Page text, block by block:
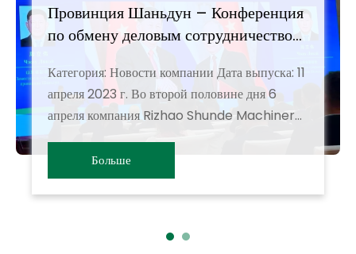
Провинция Шаньдун – Конференция
по обмену деловым сотрудничеством
Категория: Новости компании Дата выпуска: 11
апреля 2023 г. Во второй половине дня 6
апреля компания Rizhao Shunde Machinery
Parts Co., Ltd. приняла участие в
конференции по обмену деловым
сотрудничеством между провинцией Шаньдун
и Россией, организованной Министерством
конференции по обмену было
Больше